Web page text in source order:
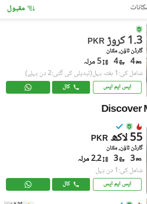
مقبول
PKR 1.3 کروڑ
گارڈن ٹاؤن, ملتان
4
4 5 مرلہ
شامل کی:1 ہفتہ پہل (تبدیلی کی گئی:2 دن پہلے)
ایس ایم ایس کال
Discover
PKR 55 لاکھ
گارڈن ٹاؤن, ملتان
3
3 2.2 مرلہ
شامل کی:1 دن پہل
ایس ایم ایس کال